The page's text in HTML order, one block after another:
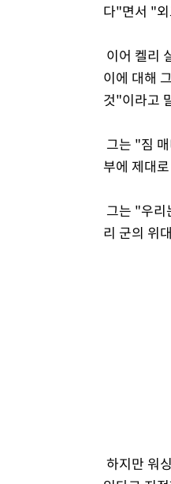
다"면서 "
이어 켈리
이에 대해
것"이라고
그는 "짐
부에 제대
그는 "우리
리 군의 위
하지만 워